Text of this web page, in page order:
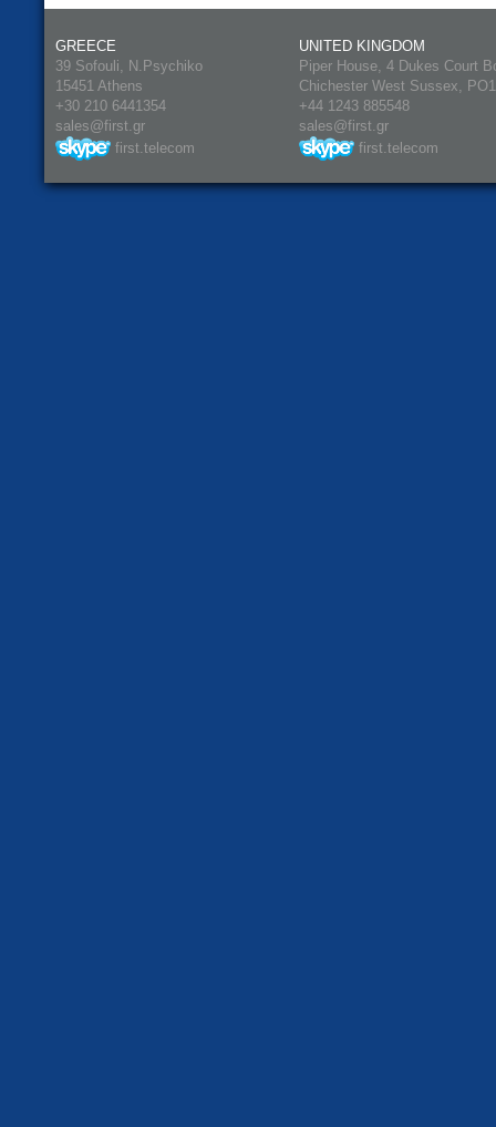
GREECE
39 Sofouli, N.Psychiko
15451 Athens
+30 210 6441354
sales@first.gr
first.telecom
UNITED KINGDOM
Piper House, 4 Dukes Court
Chichester West Sussex,
+44 1243 885548
sales@first.gr
first.telecom